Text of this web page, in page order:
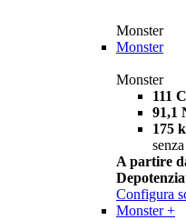
Monster
Monster
Monster
111
91,1
175
A partire
Configura
Monster +